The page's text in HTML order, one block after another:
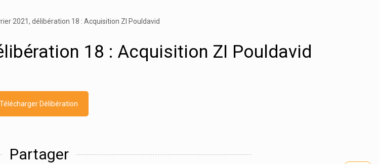
2021, délibération 18 : Acquisition ZI Pouldavid
18 : Acquisition ZI Pouldavid
Télécharger Délibération
Partager